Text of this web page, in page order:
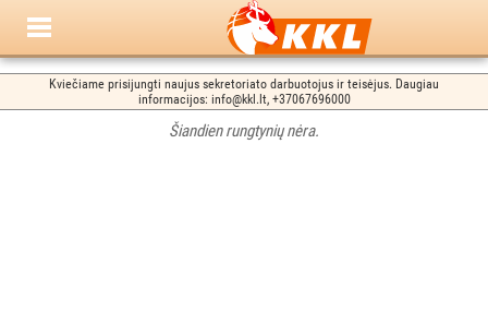
Kviečiame prisijungti naujus sekretoriato darbuotojus ir teisėjus. Daugiau
informacijos: info@kkl.lt, +37067696000
Šiandien rungtynių nėra.